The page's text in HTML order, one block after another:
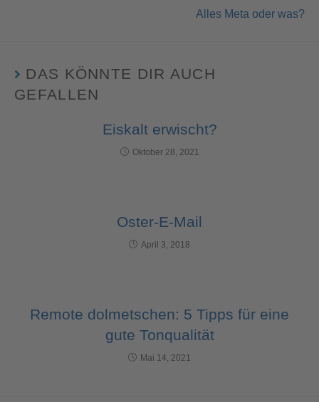
Alles Meta oder was?
DAS KÖNNTE DIR AUCH
GEFALLEN
Eiskalt erwischt?
Oktober 28, 2021
Oster-E-Mail
April 3, 2018
Remote dolmetschen: 5 Tipps für eine
gute Tonqualität
Mai 14, 2021